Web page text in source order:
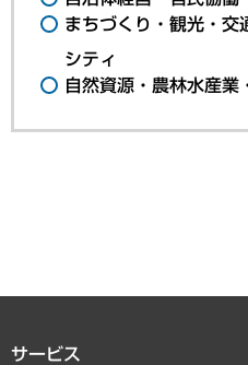
まちづくり・観光・交
シティ
自然資源・農林水産業
サービス